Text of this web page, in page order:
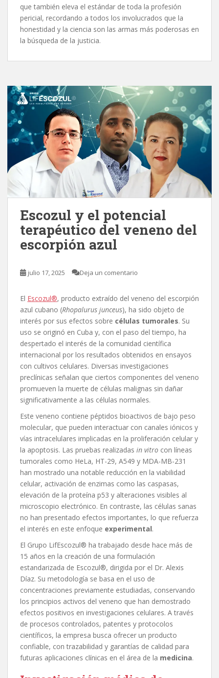
que también eleva el estándar de toda la profesión
pericial, recordando a todos los involucrados que la
honestidad y la ciencia son las armas más poderosas en
la búsqueda de la justicia.
Escozul y el potencial
terapéutico del veneno del
escorpión azul
julio 17, 2025 Deja un comentario
El Escozul®, producto extraído del veneno del escorpión
azul cubano (Rhopalurus junceus), ha sido objeto de
interés por sus efectos sobre células tumorales. Su
uso se originó en Cuba y, con el paso del tiempo, ha
despertado el interés de la comunidad científica
internacional por los resultados obtenidos en ensayos
con cultivos celulares. Diversas investigaciones
preclínicas señalan que ciertos componentes del veneno
promueven la muerte de células malignas sin dañar
significativamente a las células normales.
Este veneno contiene péptidos bioactivos de bajo peso
molecular, que pueden interactuar con canales iónicos y
vías intracelulares implicadas en la proliferación celular y
la apoptosis. Las pruebas realizadas in vitro con líneas
tumorales como HeLa, HT-29, A549 y MDA-MB-231
han mostrado una notable reducción en la viabilidad
celular, activación de enzimas como las caspasas,
elevación de la proteína p53 y alteraciones visibles al
microscopio electrónico. En contraste, las células sanas
no han presentado efectos importantes, lo que refuerza
el interés en este enfoque experimental.
El Grupo LifEscozul® ha trabajado desde hace más de
15 años en la creación de una formulación
estandarizada de Escozul®, dirigida por el Dr. Alexis
Díaz. Su metodología se basa en el uso de
concentraciones previamente estudiadas, conservando
los principios activos del veneno que han demostrado
efectos positivos en investigaciones celulares. A través
de procesos controlados, patentes y protocolos
científicos, la empresa busca ofrecer un producto
confiable, con trazabilidad y garantías de calidad para
futuras aplicaciones clínicas en el área de la medicina.